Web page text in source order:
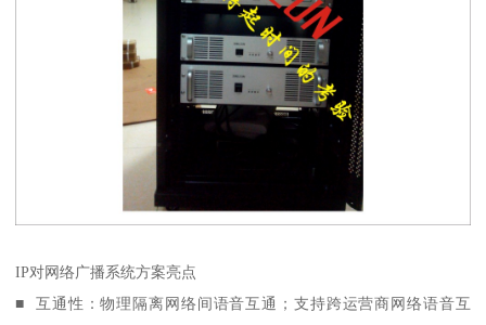
IP对网络广播系统方案亮点
■ 互通性：物理隔离网络间语音互通；支持跨运营商网络语音互